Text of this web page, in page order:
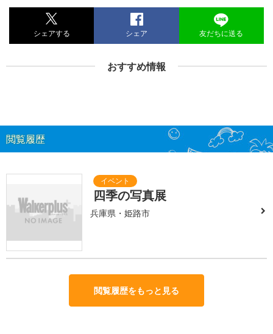
シェアする シェア 友だちに送る
おすすめ情報
閲覧履歴
四季の写真展
兵庫県・姫路市
閲覧履歴をもっと見る